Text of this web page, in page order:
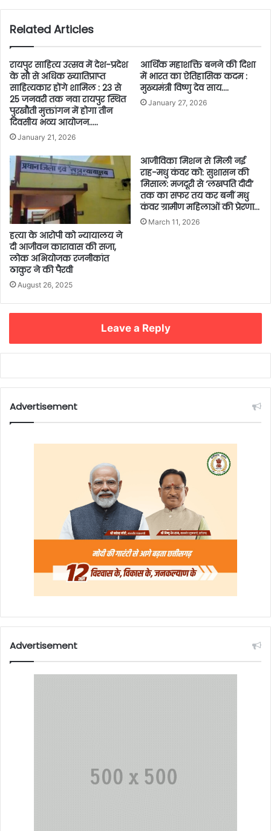
Related Articles
रायपुर साहित्य उत्सव में देश-प्रदेश
के सौ से अधिक ख्यातिप्राप्त
साहित्यकार होंगे शामिल : 23 से
25 जनवरी तक नवा रायपुर स्थित
पुरखौती मुक्तांगन में होगा तीन
दिवसीय भव्य आयोजन…..
January 21, 2026
आर्थिक महाशक्ति बनने की दिशा
में भारत का ऐतिहासिक कदम :
मुख्यमंत्री विष्णु देव साय….
January 27, 2026
हत्या के आरोपी को न्यायालय ने
दी आजीवन कारावास की सजा,
लोक अभियोजक रजनीकांत
ठाकुर ने की पैरवी
August 26, 2025
आजीविका मिशन से मिली नई
राह-मधु कंवर को: सुशासन की
मिसाल: मजदूरी से ‘लखपति दीदी’
तक का सफर तय कर बनीं मधु
कंवर ग्रामीण महिलाओं की प्रेरणा…
March 11, 2026
Leave a Reply
Advertisement
Advertisement